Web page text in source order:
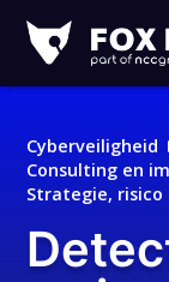
IT
Logo
Cyberveiligheid
Consulting en
Strategie, risico